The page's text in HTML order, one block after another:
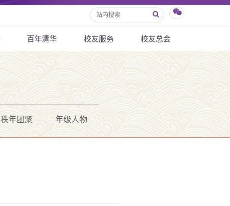
百年清华 校友服务 校友总会
秩年团聚 年级人物